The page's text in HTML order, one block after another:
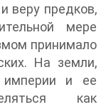
веру предков,
мере
принимало
На земли,
империи и ее
как